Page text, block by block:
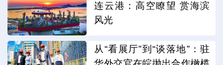
连云港：高空瞭望 赏海滨
风光
从“看展厅”到“谈落地”：驻